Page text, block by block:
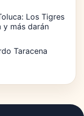
Los Tigres
y más darán
Taracena